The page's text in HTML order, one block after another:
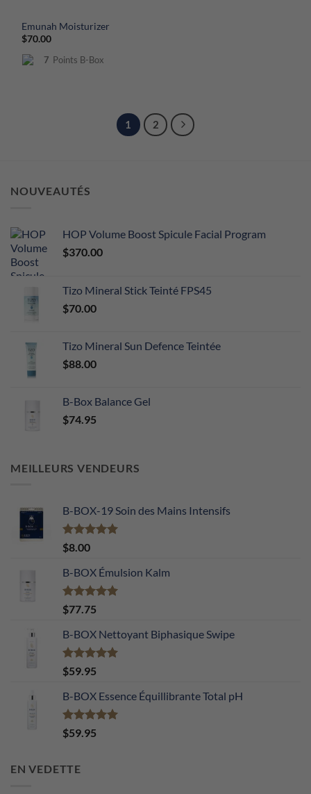
Emunah Moisturizer
$70.00
7 Points B-Box
1 2
NOUVEAUTÉS
HOP Volume Boost Spicule Facial Program
$370.00
Tizo Mineral Stick Teinté FPS45
$70.00
Tizo Mineral Sun Defence Teintée
$88.00
B-Box Balance Gel
$74.95
MEILLEURS VENDEURS
B-BOX-19 Soin des Mains Intensifs
Note5.00
sur 5
$8.00
B-BOX Émulsion Kalm
Note5.00
sur 5
$77.75
B-BOX Nettoyant Biphasique Swipe
Note5.00
sur 5
$59.95
B-BOX Essence Équillibrante Total pH
Note5.00
sur 5
$59.95
EN VEDETTE